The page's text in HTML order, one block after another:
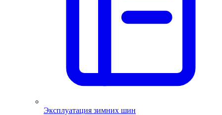
Эксплуатация зимних шин